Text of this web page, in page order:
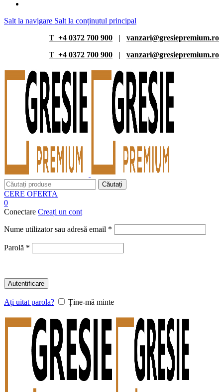
Salt la navigare Salt la conținutul principal
T +4 0372 700 900 | vanzari@gresiepremium.ro
T +4 0372 700 900 | vanzari@gresiepremium.ro
Căutați
CERE OFERTA
0
Conectare Creați un cont
Nume utilizator sau adresă email *
Parolă *
Autentificare
Ați uitat parola? Ține-mă minte